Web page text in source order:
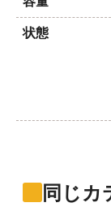
状態
同じカ